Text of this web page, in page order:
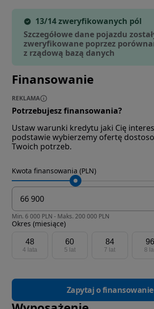
13/14 zweryfikowanych pól
Szczegółowe dane pojazdu
zweryfikowane poprzez
z rządową bazą danych
Finansowanie
REKLAMA
Potrzebujesz finansowania?
Ustaw warunki kredytu jaki Cię
podstawie wybierzemy ofertę
Twoich potrzeb.
Kwota finansowania (PLN)
Min. 6 000 PLN - Maks. 200 000 PLN
Okres (miesiące)
48
4 lata
60
5 lat
84
7 lat
96
8
Zapytaj o finansowanie